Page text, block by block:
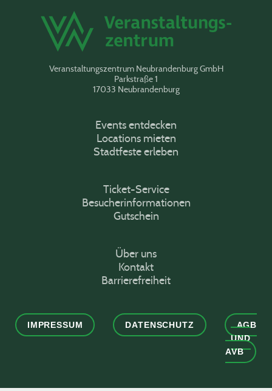
Veranstaltungszentrum Neubrandenburg GmbH
Parkstraße 1
17033 Neubrandenburg
Events entdecken
Locations mieten
Stadtfeste erleben
Ticket-Service
Besucherinformationen
Gutschein
Über uns
Kontakt
Barrierefreiheit
IMPRESSUM DATENSCHUTZ
AGB
UND
AVB